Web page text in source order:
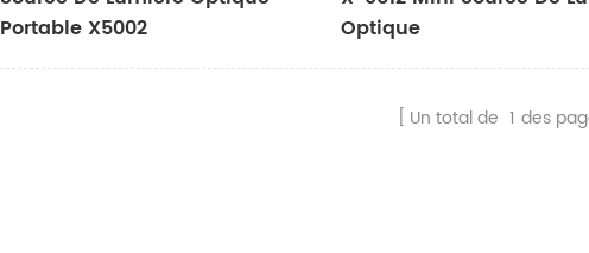
Portable X5002
Optique
Un total de 1 des